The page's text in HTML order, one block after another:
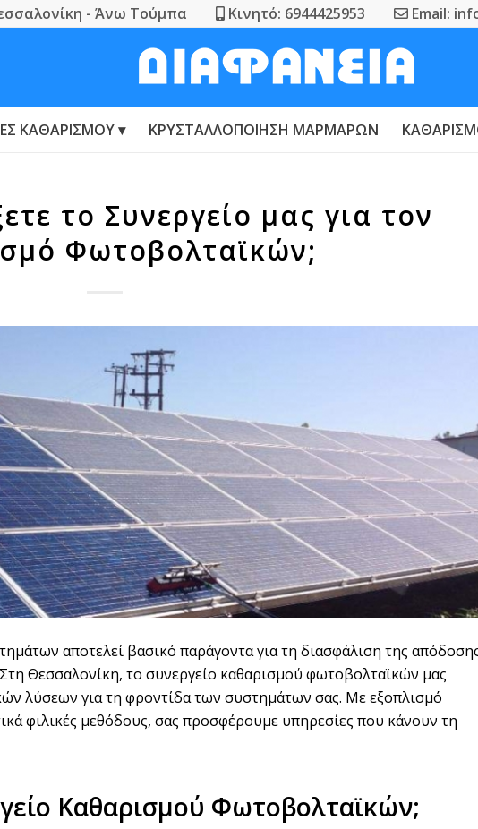
- Άνω Τούμπα Κινητό: 6944425953 Email:
ΚΑΘΑΡΙΣΜΟΎ ΚΡΥΣΤΑΛΛΟΠΟΊΗΣΗ ΜΑΡΜΆΡΩΝ
το Συνεργείο μας για τον
Φωτοβολταϊκών;
αποτελεί βασικό παράγοντα για τη διασφάλιση της
Θεσσαλονίκη, το συνεργείο καθαρισμού φωτοβολταϊκών μας
λύσεων για τη φροντίδα των συστημάτων σας. Με εξοπλισμό
φιλικές μεθόδους, σας προσφέρουμε υπηρεσίες που κάνουν τη
Καθαρισμού Φωτοβολταϊκών;